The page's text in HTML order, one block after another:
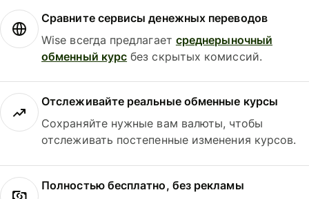
Сравните сервисы денежных переводов
Wise всегда предлагает среднерыночный
обменный курс без скрытых комиссий.
Отслеживайте реальные обменные курсы
Сохраняйте нужные вам валюты, чтобы
отслеживать постепенные изменения курсов.
Полностью бесплатно, без рекламы